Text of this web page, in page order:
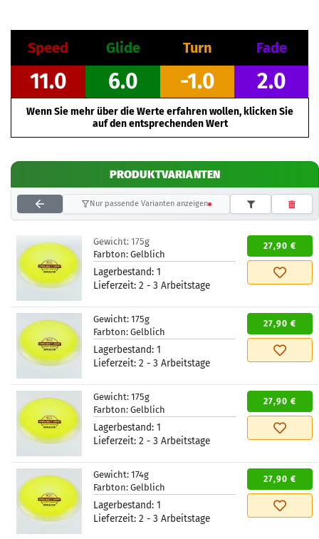
Speed Glide Turn Fade
11.0 6.0 -1.0 2.0
Wenn Sie mehr über die Werte erfahren wollen, klicken Sie
auf den entsprechenden Wert
PRODUKTVARIANTEN
Nur passende Varianten anzeigen
Gewicht: 175g
Farbton: Gelblich
Lagerbestand: 1
Lieferzeit: 2 - 3 Arbeitstage
27,90 €
Gewicht: 175g
Farbton: Gelblich
Lagerbestand: 1
Lieferzeit: 2 - 3 Arbeitstage
27,90 €
Gewicht: 175g
Farbton: Gelblich
Lagerbestand: 1
Lieferzeit: 2 - 3 Arbeitstage
27,90 €
Gewicht: 174g
Farbton: Gelblich
Lagerbestand: 1
Lieferzeit: 2 - 3 Arbeitstage
27,90 €